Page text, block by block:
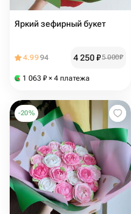
Яркий зефирный букет
4.9994 4 250₽5 000₽
1 063 ₽ × 4 платежа
-20%